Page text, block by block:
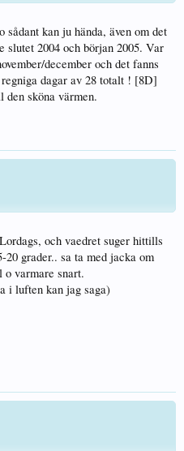
sådant kan ju hända, även om det
slutet 2004 och början 2005. Var
december och det fanns
dagar av 28 totalt ! [8D]
sköna värmen.
och vaedret suger hittills
grader.. sa ta med jacka om
varmare snart.
i luften kan jag saga)